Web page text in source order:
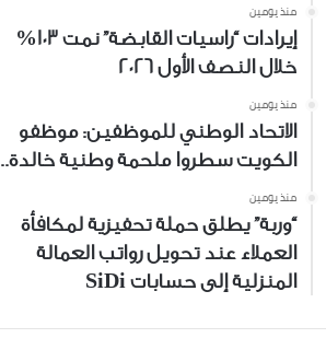
منذ يومين
إيرادات “راسيات القابضة” نمت 103%
خلال النصف الأول 2026
منذ يومين
الاتحاد الوطني للموظفين: موظفو
الكويت سطروا ملحمة وطنية خالدة..
منذ يومين
“وربة” يطلق حملة تحفيزية لمكافأة
العملاء عند تحويل رواتب العمالة
المنزلية إلى حسابات SiDi